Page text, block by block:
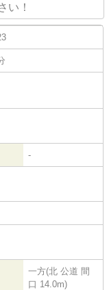
い！
-
一方(北 公道 間
口 14.0m)